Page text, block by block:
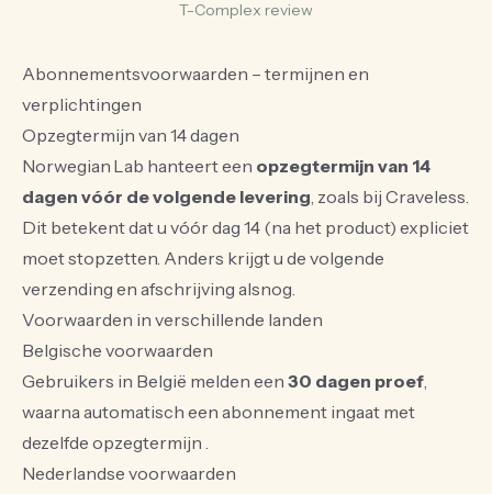
T-Complex review
Abonnementsvoorwaarden – termijnen en
verplichtingen
Opzegtermijn van 14 dagen
Norwegian Lab hanteert een opzegtermijn van 14
dagen vóór de volgende levering, zoals bij Craveless.
Dit betekent dat u vóór dag 14 (na het product) expliciet
moet stopzetten. Anders krijgt u de volgende
verzending en afschrijving alsnog.
Voorwaarden in verschillende landen
Belgische voorwaarden
Gebruikers in België melden een 30 dagen proef,
waarna automatisch een abonnement ingaat met
dezelfde opzegtermijn .
Nederlandse voorwaarden